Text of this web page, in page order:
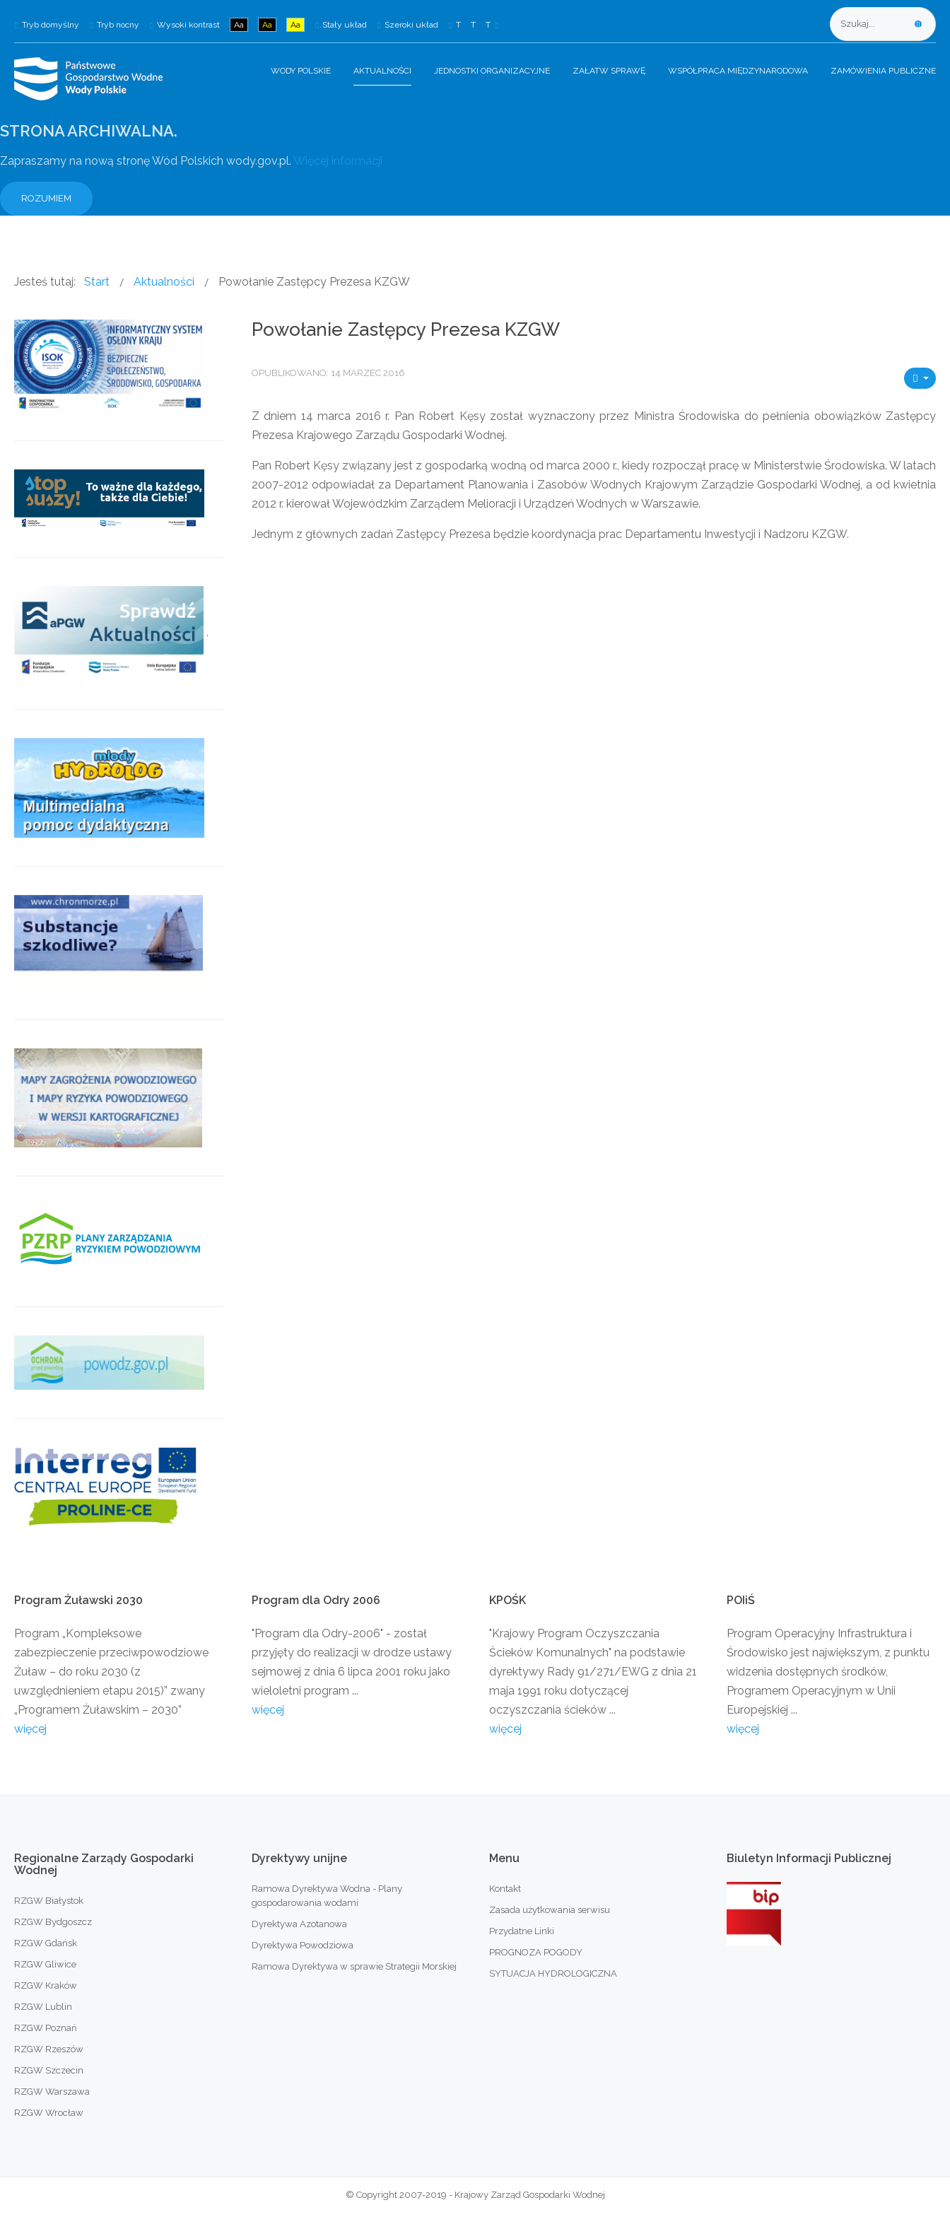
Tryb domyślny Tryb nocny Wysoki kontrast Aa Aa Aa Stały układ Szeroki układ T T T
WODY POLSKIE AKTUALNOŚCI JEDNOSTKI ORGANIZACYJNE ZAŁATW SPRAWĘ WSPÓŁPRACA MIĘDZYNARODOWA ZAMÓWIENIA PUBLICZNE
STRONA ARCHIWALNA.
Zapraszamy na nową stronę Wód Polskich wody.gov.pl. Więcej informacji
ROZUMIEM
Jesteś tutaj: Start Aktualności Powołanie Zastępcy Prezesa KZGW
Powołanie Zastępcy Prezesa KZGW
OPUBLIKOWANO: 14 MARZEC 2016
Z dniem 14 marca 2016 r. Pan Robert Kęsy został wyznaczony przez Ministra Środowiska do pełnienia obowiązków Zastępcy
Prezesa Krajowego Zarządu Gospodarki Wodnej.
Pan Robert Kęsy związany jest z gospodarką wodną od marca 2000 r., kiedy rozpoczął pracę w Ministerstwie Środowiska. W latach
2007-2012 odpowiadał za Departament Planowania i Zasobów Wodnych Krajowym Zarządzie Gospodarki Wodnej, a od kwietnia
2012 r. kierował Wojewódzkim Zarządem Melioracji i Urządzeń Wodnych w Warszawie.
Jednym z głównych zadań Zastępcy Prezesa będzie koordynacja prac Departamentu Inwestycji i Nadzoru KZGW.
.
Program Żuławski 2030
Program „Kompleksowe
zabezpieczenie przeciwpowodziowe
Żuław – do roku 2030 (z
uwzględnieniem etapu 2015)” zwany
„Programem Żuławskim – 2030”
więcej
Program dla Odry 2006
"Program dla Odry-2006" - został
przyjęty do realizacji w drodze ustawy
sejmowej z dnia 6 lipca 2001 roku jako
wieloletni program ...
więcej
KPOŚK
"Krajowy Program Oczyszczania
Ścieków Komunalnych" na podstawie
dyrektywy Rady 91/271/EWG z dnia 21
maja 1991 roku dotyczącej
oczyszczania ścieków ...
więcej
POIiŚ
Program Operacyjny Infrastruktura i
Środowisko jest największym, z punktu
widzenia dostępnych środków,
Programem Operacyjnym w Unii
Europejskiej ...
więcej
Regionalne Zarządy Gospodarki
Wodnej
RZGW Białystok
RZGW Bydgoszcz
RZGW Gdańsk
RZGW Gliwice
RZGW Kraków
RZGW Lublin
RZGW Poznań
RZGW Rzeszów
RZGW Szczecin
RZGW Warszawa
RZGW Wrocław
Dyrektywy unijne
Ramowa Dyrektywa Wodna - Plany
gospodarowania wodami
Dyrektywa Azotanowa
Dyrektywa Powodziowa
Ramowa Dyrektywa w sprawie Strategii Morskiej
Menu
Kontakt
Zasada użytkowania serwisu
Przydatne Linki
PROGNOZA POGODY
SYTUACJA HYDROLOGICZNA
Biuletyn Informacji Publicznej
© Copyright 2007-2019 - Krajowy Zarząd Gospodarki Wodnej